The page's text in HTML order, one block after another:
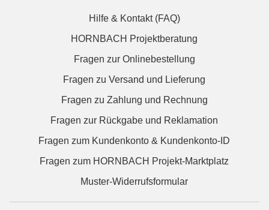
Hilfe & Kontakt (FAQ)
HORNBACH Projektberatung
Fragen zur Onlinebestellung
Fragen zu Versand und Lieferung
Fragen zu Zahlung und Rechnung
Fragen zur Rückgabe und Reklamation
Fragen zum Kundenkonto & Kundenkonto-ID
Fragen zum HORNBACH Projekt-Marktplatz
Muster-Widerrufsformular